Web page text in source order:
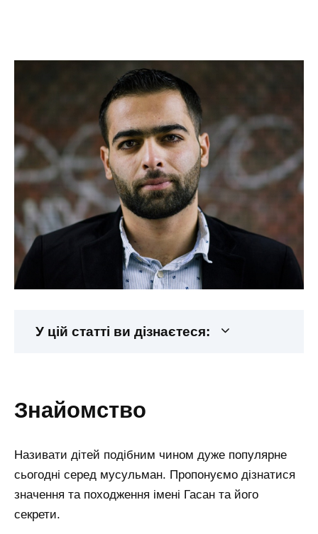
У цій статті ви дізнаєтеся:
знайомство
Називати дітей подібним чином дуже популярне
сьогодні серед мусульман. Пропонуємо дізнатися
значення та походження імені Гасан та його
секрети.